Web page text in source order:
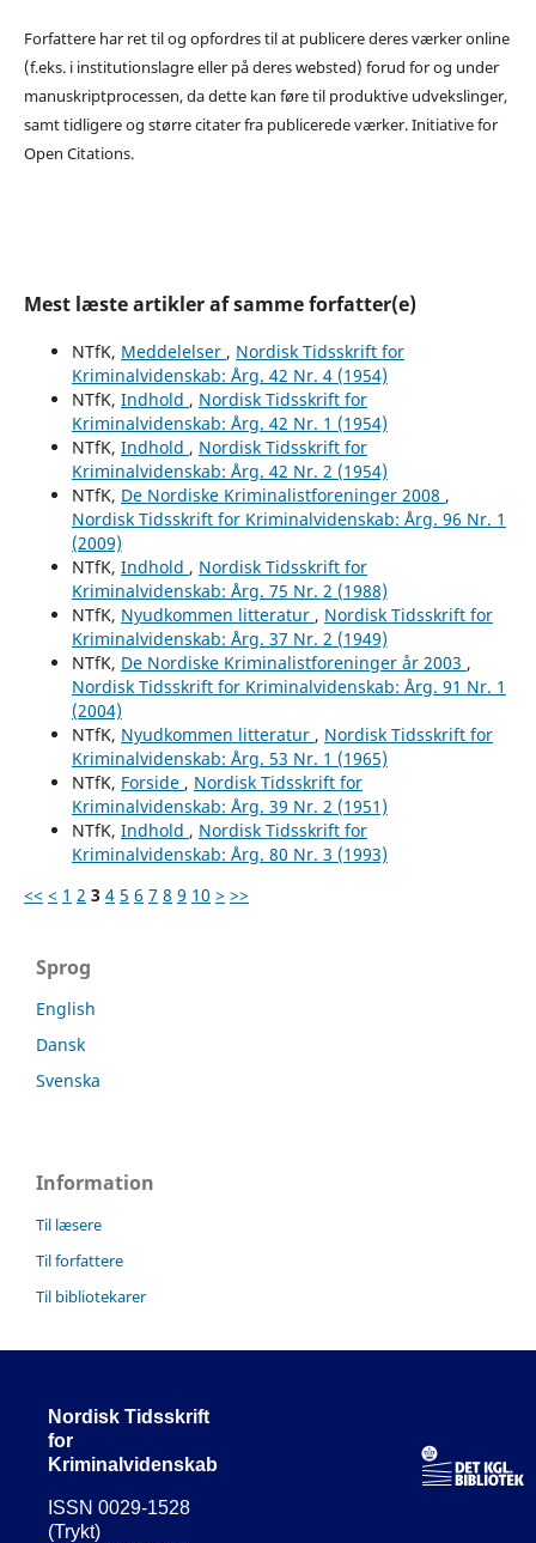
Forfattere har ret til og opfordres til at publicere deres værker online
(f.eks. i institutionslagre eller på deres websted) forud for og under
manuskriptprocessen, da dette kan føre til produktive udvekslinger,
samt tidligere og større citater fra publicerede værker. Initiative for
Open Citations.
Mest læste artikler af samme forfatter(e)
NTfK, Meddelelser , Nordisk Tidsskrift for
Kriminalvidenskab: Årg. 42 Nr. 4 (1954)
NTfK, Indhold , Nordisk Tidsskrift for
Kriminalvidenskab: Årg. 42 Nr. 1 (1954)
NTfK, Indhold , Nordisk Tidsskrift for
Kriminalvidenskab: Årg. 42 Nr. 2 (1954)
NTfK, De Nordiske Kriminalistforeninger 2008 ,
Nordisk Tidsskrift for Kriminalvidenskab: Årg. 96 Nr. 1
(2009)
NTfK, Indhold , Nordisk Tidsskrift for
Kriminalvidenskab: Årg. 75 Nr. 2 (1988)
NTfK, Nyudkommen litteratur , Nordisk Tidsskrift for
Kriminalvidenskab: Årg. 37 Nr. 2 (1949)
NTfK, De Nordiske Kriminalistforeninger år 2003 ,
Nordisk Tidsskrift for Kriminalvidenskab: Årg. 91 Nr. 1
(2004)
NTfK, Nyudkommen litteratur , Nordisk Tidsskrift for
Kriminalvidenskab: Årg. 53 Nr. 1 (1965)
NTfK, Forside , Nordisk Tidsskrift for
Kriminalvidenskab: Årg. 39 Nr. 2 (1951)
NTfK, Indhold , Nordisk Tidsskrift for
Kriminalvidenskab: Årg. 80 Nr. 3 (1993)
<< < 1 2 3 4 5 6 7 8 9 10 > >>
Sprog
English
Dansk
Svenska
Information
Til læsere
Til forfattere
Til bibliotekarer
Nordisk Tidsskrift
for
Kriminalvidenskab
ISSN 0029-1528
(Trykt)